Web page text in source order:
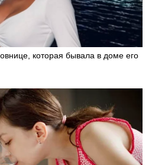
которая бывала в доме его